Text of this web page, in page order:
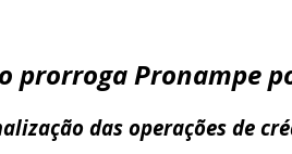
prorroga Pronampe
das operações de